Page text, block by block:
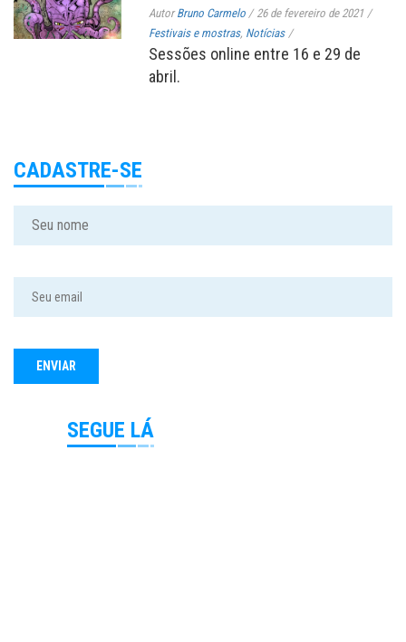
AutorBruno Carmelo / 26 de fevereiro de 2021 /
Festivais e mostras, Notícias /
Sessões online entre 16 e 29 de
abril.
CADASTRE-SE
SEGUE LÁ